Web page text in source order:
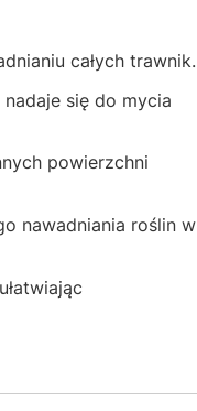
całych trawnik.
się do mycia
powierzchni
nawadniania roślin w